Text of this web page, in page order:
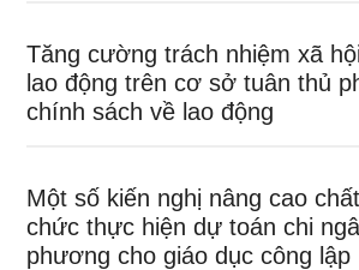
Tăng cường trách nhiệm xã
lao động trên cơ sở tuân thủ
chính sách về lao động
Một số kiến nghị nâng cao
chức thực hiện dự toán chi
phương cho giáo dục công lập